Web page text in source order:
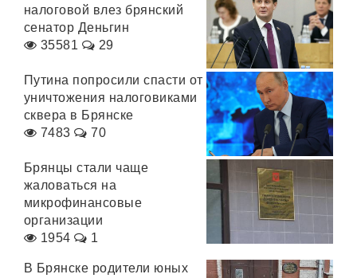
налоговой влез брянский
сенатор Деньгин
35581
29
Путина попросили спасти от
уничтожения налоговиками
сквера в Брянске
7483
70
Брянцы стали чаще
жаловаться на
микрофинансовые
организации
1954
1
В Брянске родители юных